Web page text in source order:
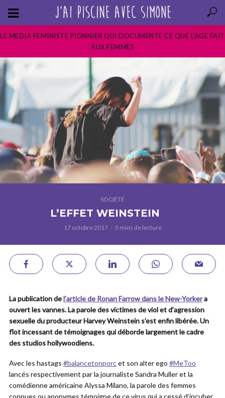
LE MEDIA FEMINISTE PIONNIER QUI DOCUMENTE CE QUE L’AGE FAIT
AUX FEMMES
SOCIÉTÉ
L’EFFET WEINSTEIN
17 octobre 2017 5 mins de lecture
La publication del’article de Ronan Farrow dans le New-Yorkera
ouvert les vannes. La parole des victimes de viol et d’agression
sexuelle du producteur Harvey Weinstein s’est enfin libérée. Un
flot incessant de témoignages qui déborde largement le cadre
des studios hollywoodiens.
Avec les hastags #balancetonporcet son alter ego #MeToo
lancés respectivement par la journaliste Sandra Muller et la
comédienne américaine Alyssa Milano, la parole des femmes
connues ou anonymes témoigne de ce virus qui a cessé d’incuber